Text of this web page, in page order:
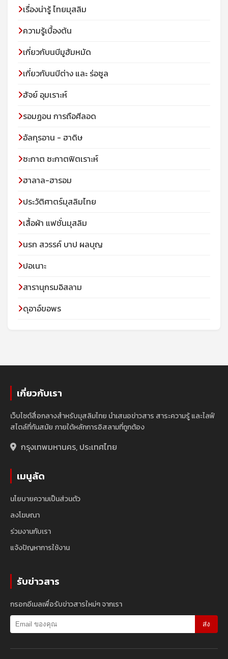
เรื่องน่ารู้ ไทยมุสลิม
ความรู้เบื้องต้น
เกี่ยวกับนบีมูฮัมหมัด
เกี่ยวกับนบีต่าง และ ร่อซูล
ฮัจย์ อุมเราะห์
รอมฏอน การถือศีลอด
อัลกุรอาน - ฮาดิษ
ซะกาต ซะกาตฟิตเราะห์
ฮาลาล-ฮารอม
ประวัติศาตร์มุสลิมไทย
เสื้อผ้า แฟชั่นมุสลิม
นรก สวรรค์ บาป ผลบุญ
ปอเนาะ
สารานุกรมอิสลาม
ดุอาอ์ขอพร
เกี่ยวกับเรา
เว็บไซต์สื่อกลางสำหรับมุสลิมไทย นำเสนอข่าวสาร สาระความรู้ และไลฟ์
สไตล์ที่ทันสมัย ภายใต้หลักการอิสลามที่ถูกต้อง
กรุงเทพมหานคร, ประเทศไทย
เมนูลัด
นโยบายความเป็นส่วนตัว
ลงโฆษณา
ร่วมงานกับเรา
แจ้งปัญหาการใช้งาน
รับข่าวสาร
กรอกอีเมลเพื่อรับข่าวสารใหม่ๆ จากเรา
ส่ง